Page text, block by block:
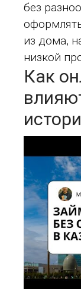
без
из дома,
низкой
Как